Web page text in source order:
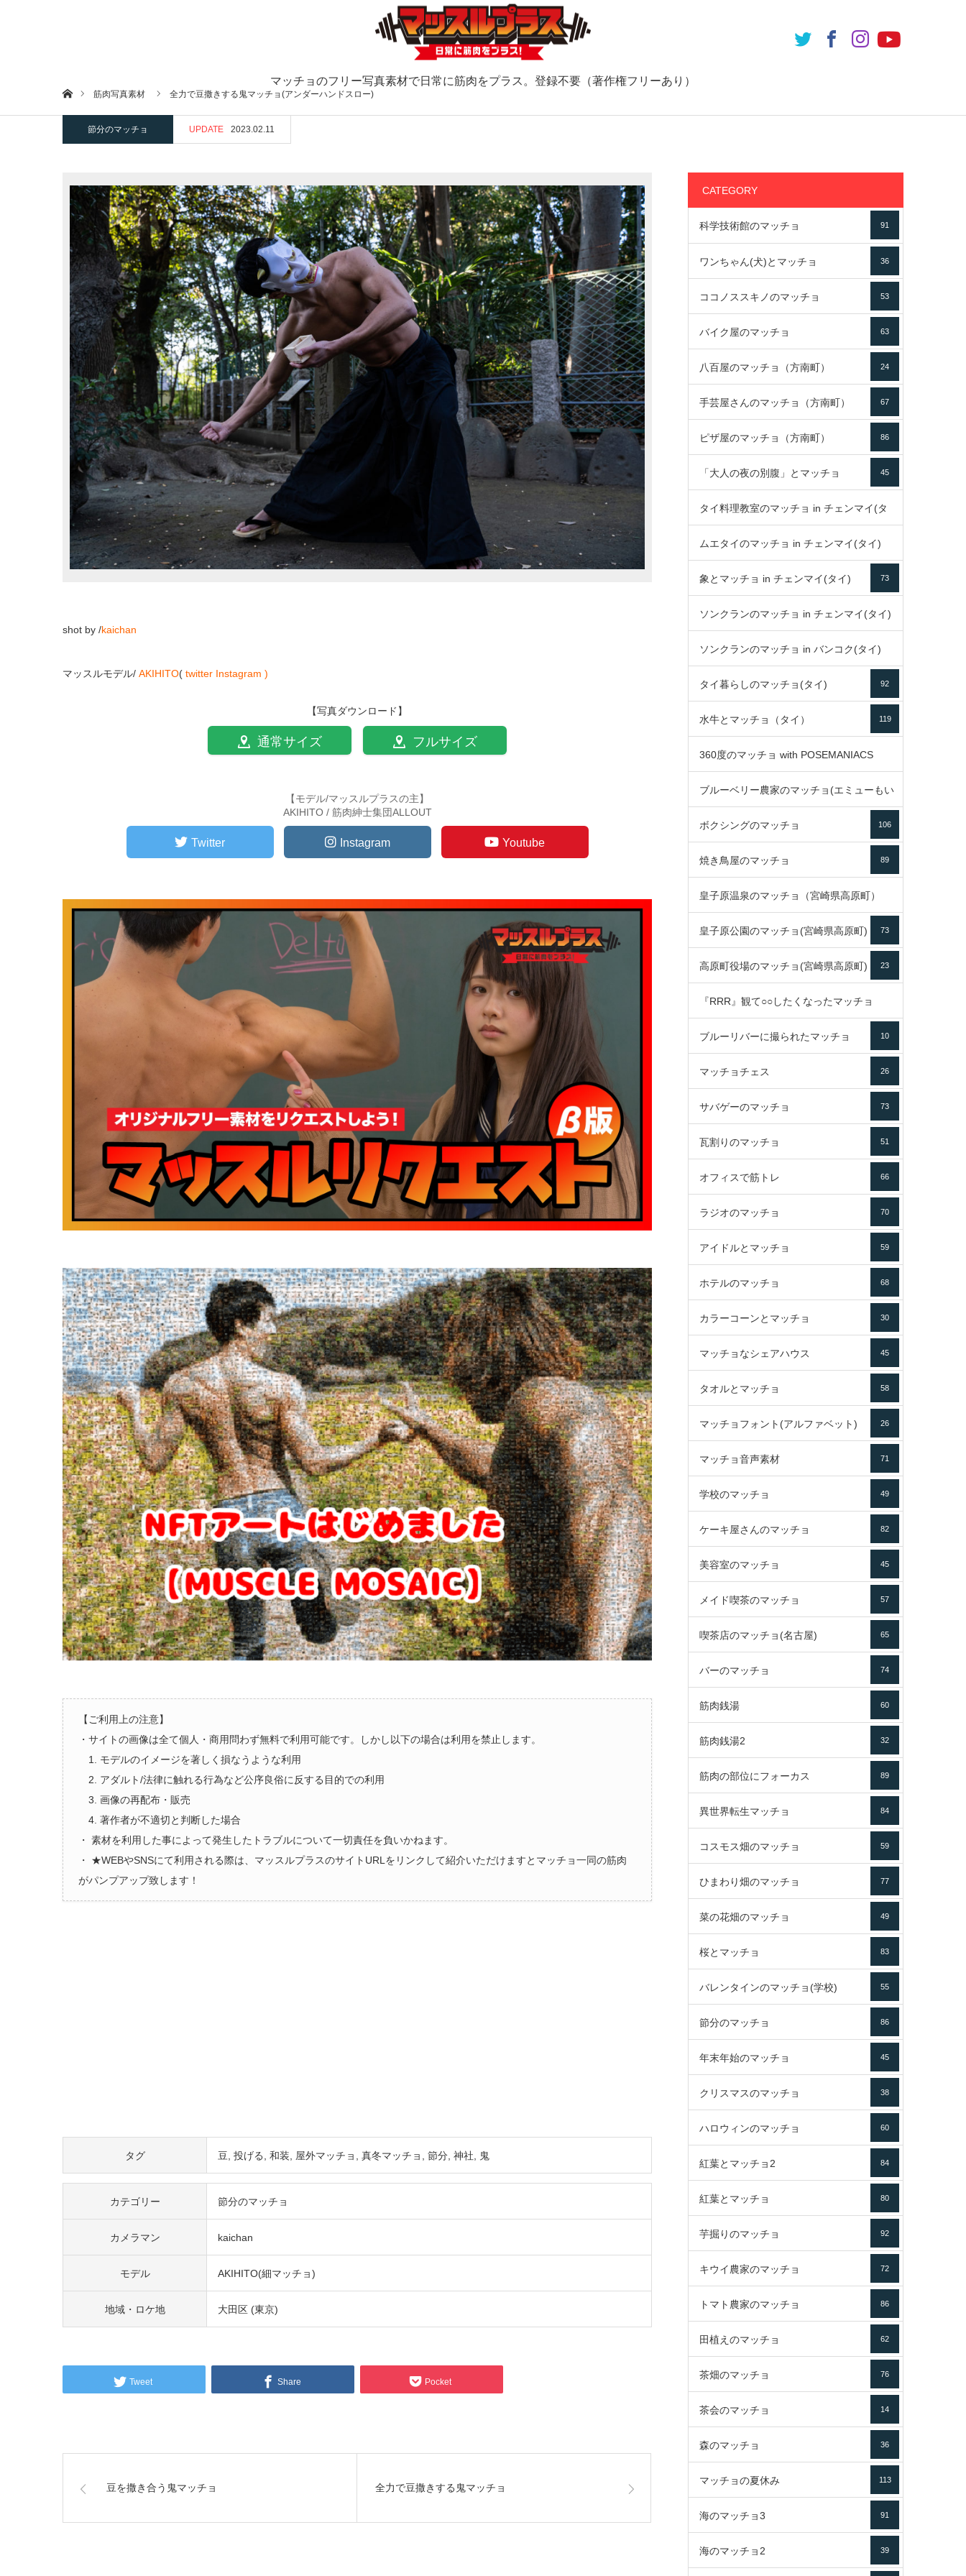
マッチョのフリー写真素材で日常に筋肉をプラス。登録不要（著作権フリーあり）
ホーム筋肉写真素材 全力で豆撒きする鬼マッチョ(アンダーハンドスロー)
節分のマッチョ UPDATE 2023.02.11
shot by /kaichan
マッスルモデル/ AKIHITO( twitter Instagram )
【写真ダウンロード】
通常サイズ フルサイズ
【モデル/マッスルプラスの主】
AKIHITO / 筋肉紳士集団ALLOUT
Twitter Instagram Youtube
【ご利用上の注意】
・サイトの画像は全て個人・商用問わず無料で利用可能です。しかし以下の場合は利用を禁止します。
1. モデルのイメージを著しく損なうような利用
2. アダルト/法律に触れる行為など公序良俗に反する目的での利用
3. 画像の再配布・販売
4. 著作者が不適切と判断した場合
・ 素材を利用した事によって発生したトラブルについて一切責任を負いかねます。
・ ★WEBやSNSにて利用される際は、マッスルプラスのサイトURLをリンクして紹介いただけますとマッチョ一同の筋肉
がパンプアップ致します！
タグ 豆 投げる 和装 屋外マッチョ 真冬マッチョ 節分 神社 鬼
カテゴリー 節分のマッチョ
カメラマン kaichan
モデル AKIHITO(細マッチョ)
地域・ロケ地 大田区 (東京)
Tweet Share Pocket
豆を撒き合う鬼マッチョ 全力で豆撒きする鬼マッチョ
CATEGORY
科学技術館のマッチョ 91
ワンちゃん(犬)とマッチョ 36
ココノススキノのマッチョ 53
バイク屋のマッチョ 63
八百屋のマッチョ（方南町） 24
手芸屋さんのマッチョ（方南町） 67
ピザ屋のマッチョ（方南町） 86
「大人の夜の別腹」とマッチョ 45
タイ料理教室のマッチョ in チェンマイ(タ
イ)
ムエタイのマッチョ in チェンマイ(タイ)
79
象とマッチョ in チェンマイ(タイ) 73
ソンクランのマッチョ in チェンマイ(タイ)
ソンクランのマッチョ in バンコク(タイ)
85
タイ暮らしのマッチョ(タイ) 92
水牛とマッチョ（タイ） 119
360度のマッチョ with POSEMANIACS
49
ブルーベリー農家のマッチョ(エミューもい
るよ) 72
ボクシングのマッチョ 106
焼き鳥屋のマッチョ 89
皇子原温泉のマッチョ（宮崎県高原町）
133
皇子原公園のマッチョ(宮崎県高原町) 73
高原町役場のマッチョ(宮崎県高原町) 23
『RRR』観て○○したくなったマッチョ
16
ブルーリバーに撮られたマッチョ 10
マッチョチェス 26
サバゲーのマッチョ 73
瓦割りのマッチョ 51
オフィスで筋トレ 66
ラジオのマッチョ 70
アイドルとマッチョ 59
ホテルのマッチョ 68
カラーコーンとマッチョ 30
マッチョなシェアハウス 45
タオルとマッチョ 58
マッチョフォント(アルファベット) 26
マッチョ音声素材 71
学校のマッチョ 49
ケーキ屋さんのマッチョ 82
美容室のマッチョ 45
メイド喫茶のマッチョ 57
喫茶店のマッチョ(名古屋) 65
バーのマッチョ 74
筋肉銭湯 60
筋肉銭湯2 32
筋肉の部位にフォーカス 89
異世界転生マッチョ 84
コスモス畑のマッチョ 59
ひまわり畑のマッチョ 77
菜の花畑のマッチョ 49
桜とマッチョ 83
バレンタインのマッチョ(学校) 55
節分のマッチョ 86
年末年始のマッチョ 45
クリスマスのマッチョ 38
ハロウィンのマッチョ 60
紅葉とマッチョ2 84
紅葉とマッチョ 80
芋掘りのマッチョ 92
キウイ農家のマッチョ 72
トマト農家のマッチョ 86
田植えのマッチョ 62
茶畑のマッチョ 76
茶会のマッチョ 14
森のマッチョ 36
マッチョの夏休み 113
海のマッチョ3 91
海のマッチョ2 39